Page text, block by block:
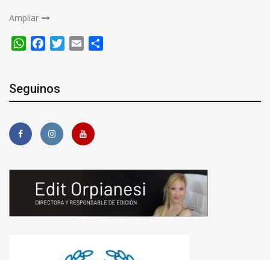
Ampliar
WhatsApp
FacebookTwitter
Email
Seguinos